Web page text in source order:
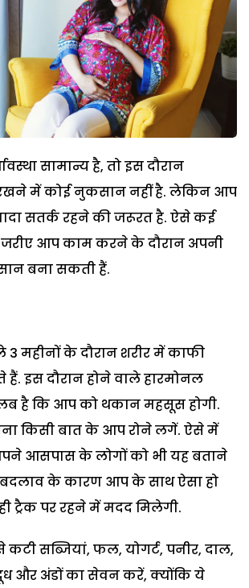
सामान्य है, तो इस दौरान
में कोई नुकसान नहीं है. लेकिन आप
सतर्क रहने की जरूरत है. ऐसे कई
आप काम करने के दौरान अपनी
बना सकती हैं.
3 महीनों के दौरान शरीर में काफी
हैं. इस दौरान होने वाले हारमोनल
है कि आप को थकान महसूस होगी.
किसी बात के आप रोने लगें. ऐसे में
आसपास के लोगों को भी यह बताने
के कारण आप के साथ ऐसा हो
ट्रैक पर रहने में मदद मिलेगी.
सब्जियां, फल, योगर्ट, पनीर, दाल,
दूध और अंडों का सेवन करें, क्योंकि ये